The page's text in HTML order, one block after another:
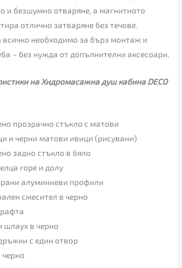
и безшумно отваряне, а магнитното
отлично затваряне без течове.
необходимо за бърз монтаж и
– без нужда от допълнителни аксесоари.
на Хидромасажна душ кабина DECO
прозрачно стъкло с матови
и черни матови ивици (рисувани)
задно стъкло в бяло
горе и долу
алуминиеви профили
смесител в черно
шлаух в черно
с един отвор
черно